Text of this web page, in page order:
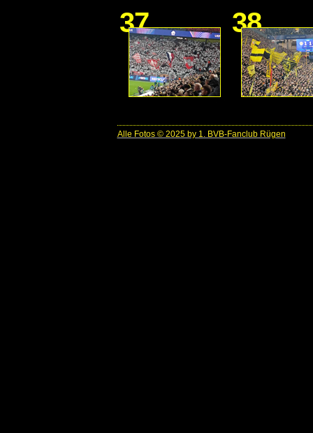
37 38
Alle Fotos © 2025 by 1. BVB-Fanclub Rügen